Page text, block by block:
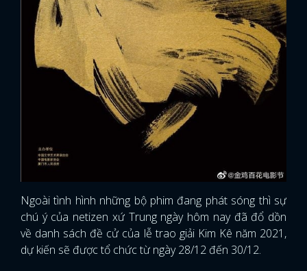
FACEBOOK GOOGLE
Ngoài tình hình những bộ phim đang phát sóng thì sự
chú ý của netizen xứ Trung ngày hôm nay đã đổ dồn
về danh sách đề cử của lễ trao giải Kim Kê năm 2021,
dự kiến sẽ được tổ chức từ ngày 28/12 đến 30/12.